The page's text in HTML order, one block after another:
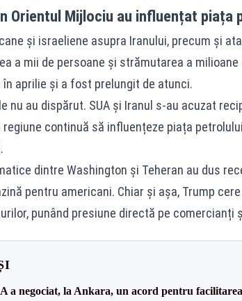
Orientul Mijlociu au influențat piața
și israeliene asupra Iranului, precum și
a mii de persoane și strămutarea a
aprilie și a fost prelungit de atunci.
nu au dispărut. SUA și Iranul s-au acuzat
regiune continuă să influențeze piața
dintre Washington și Teheran au dus
pentru americani. Chiar și așa, Trump
punând presiune directă pe comercianți
a negociat, la Ankara, un acord pentru